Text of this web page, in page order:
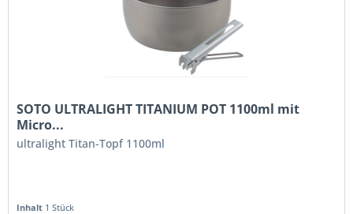
SOTO ULTRALIGHT TITANIUM POT 1100ml mit
Micro...
ultralight Titan-Topf 1100ml
Inhalt 1 Stück